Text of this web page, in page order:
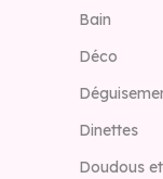
Bain
Déco
Dinettes
Doudous